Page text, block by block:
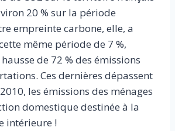
20 % sur la période
empreinte carbone, elle, a
même période de 7 %,
de 72 % des émissions
Ces dernières dépassent
les émissions des ménages
domestique destinée à la
intérieure !